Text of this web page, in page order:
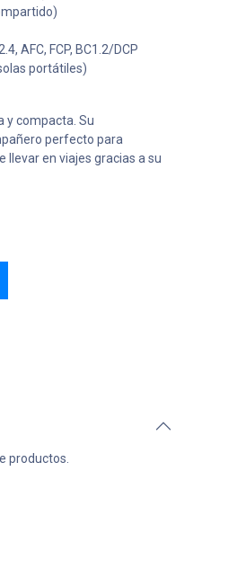
AFC, FCP, BC1.2/DCP
portátiles)
y compacta. Su
perfecto para
llevar en viajes gracias a su
productos.